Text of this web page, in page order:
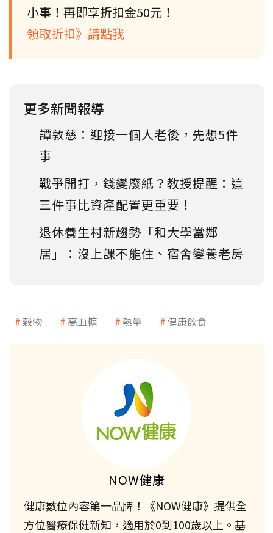
小事！再即享折扣金50元！
領取折扣》請點我
更多新聞報導
譚敦慈：迎接一個人老後，先想5件
事
戰爭開打，錢變廢紙？教授提醒：這
三件事比資產配置更重要！
退休養生村新趨勢「和大學當鄰
居」：沒上課不能住、宿舍變養老房
穀物 高血糖 熱量 健康飲食
NOW健康
健康數位內容第一品牌！《NOW健康》提供全
方位醫療保健新知，適用於0到100歲以上。基